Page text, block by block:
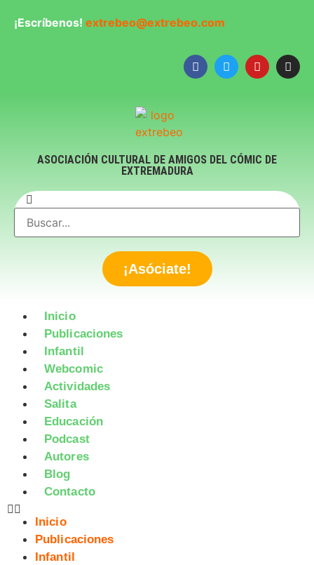
¡Escríbenos! extrebeo@extrebeo.com
ASOCIACIÓN CULTURAL DE AMIGOS DEL CÓMIC DE
EXTREMADURA
¡Asóciate!
Inicio
Publicaciones
Infantil
Webcomic
Actividades
Salita
Educación
Podcast
Autores
Blog
Contacto
Inicio
Publicaciones
Infantil